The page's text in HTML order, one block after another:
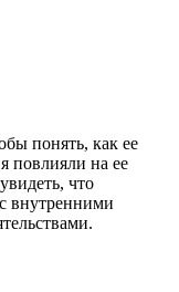
понять, как ее
повлияли на ее
что
внутренними